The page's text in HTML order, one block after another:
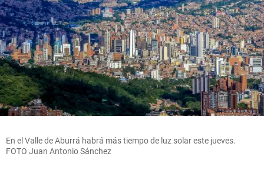
En el Valle de Aburrá habrá más tiempo de luz solar este jueves.
FOTO Juan Antonio Sánchez